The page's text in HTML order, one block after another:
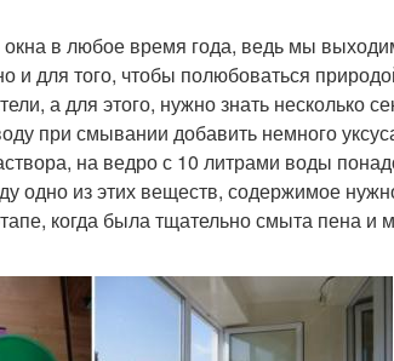
в любое время года, ведь мы
и для того, чтобы полюбоваться
а для этого, нужно знать несколько
при смывании добавить немного
на ведро с 10 литрами воды
одно из этих веществ, содержимое
когда была тщательно смыта пена и